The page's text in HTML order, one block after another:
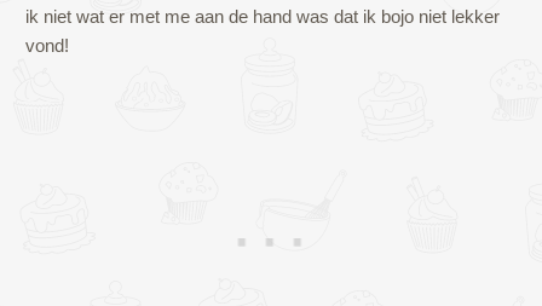
ik niet wat er met me aan de hand was dat ik bojo niet lekker
vond!